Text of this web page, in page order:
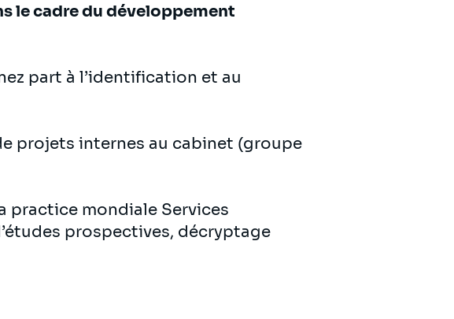
le cadre du développement
part à l’identification et au
projets internes au cabinet (groupe
practice mondiale Services
prospectives, décryptage